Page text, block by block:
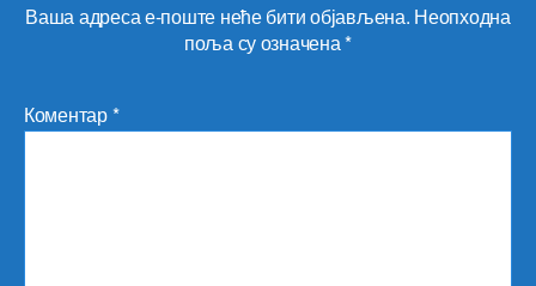
Ваша адреса е-поште неће бити објављена. Неопходна
поља су означена*
Коментар*